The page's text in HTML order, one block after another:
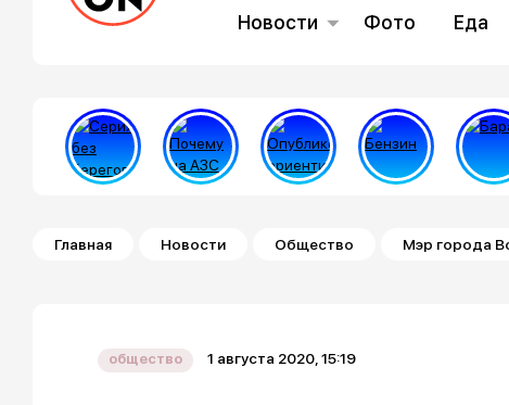
Новости Фото Еда
Строка навигации
Главная Новости Общество Мэр города
общество 1 августа 2020, 15:19